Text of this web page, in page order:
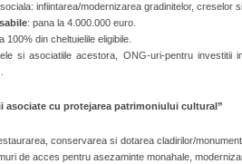
infiintarea/modernizarea gradinitelor, creselor
: pana la 4.000.000 euro.
100% din cheltuielile eligibile.
si asociatiile acestora, ONG‐uri‐pentru
asociate cu protejarea patrimoniului cultural”
conservarea si dotarea cladirilor/
de acces pentru asezaminte monahale,